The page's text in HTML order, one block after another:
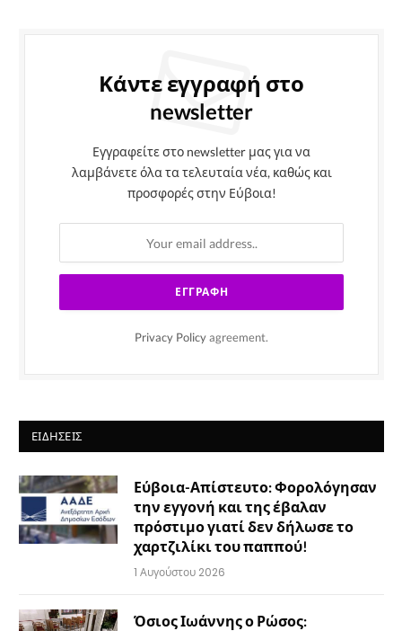
Κάντε εγγραφή στο
newsletter
Εγγραφείτε στο newsletter μας για να
λαμβάνετε όλα τα τελευταία νέα, καθώς και
προσφορές στην Εύβοια!
Privacy Policy agreement.
ΕΙΔΉΣΕΙΣ
Εύβοια-Απίστευτο: Φορολόγησαν
την εγγονή και της έβαλαν
πρόστιμο γιατί δεν δήλωσε το
χαρτζιλίκι του παππού!
1 Αυγούστου 2026
Όσιος Ιωάννης ο Ρώσος: